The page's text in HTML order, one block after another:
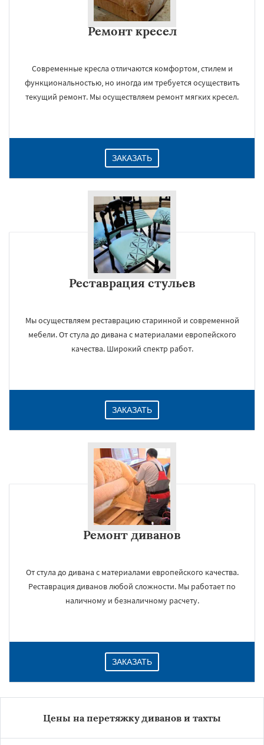
Ремонт кресел
Современные кресла отличаются комфортом, стилем и
функциональностью, но иногда им требуется осуществить
текущий ремонт. Мы осуществляем ремонт мягких кресел.
ЗАКАЗАТЬ
Реставрация стульев
Мы осуществляем реставрацию старинной и современной
мебели. От стула до дивана с материалами европейского
качества. Широкий спектр работ.
ЗАКАЗАТЬ
Ремонт диванов
От стула до дивана с материалами европейского качества.
Реставрация диванов любой сложности. Мы работает по
наличному и безналичному расчету.
ЗАКАЗАТЬ
Цены на перетяжку диванов и тахты